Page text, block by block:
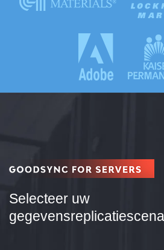
Selecteer uw